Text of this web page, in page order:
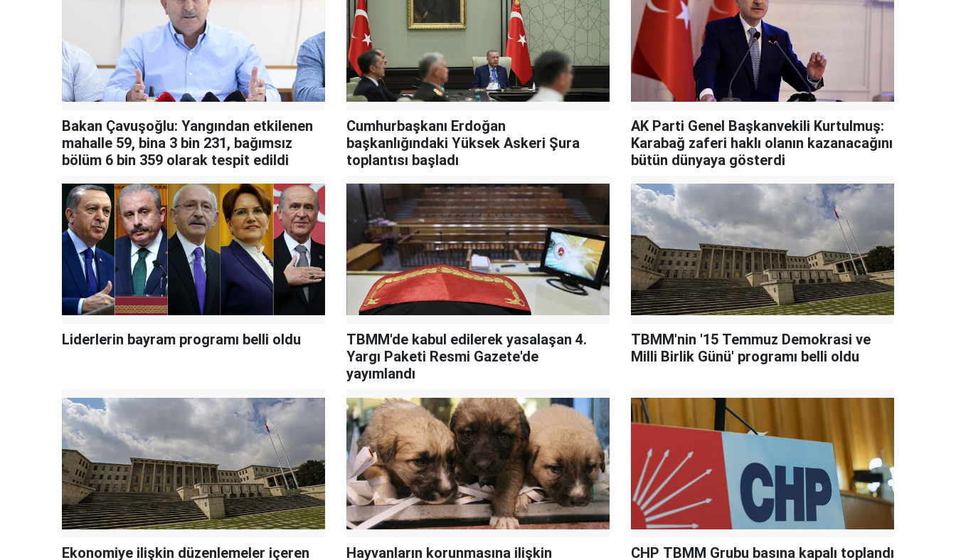
Bakan Çavuşoğlu: Yangından etkilenen
mahalle 59, bina 3 bin 231, bağımsız
bölüm 6 bin 359 olarak tespit edildi
Cumhurbaşkanı Erdoğan
başkanlığındaki Yüksek Askeri Şura
toplantısı başladı
AK Parti Genel Başkanvekili Kurtulmuş:
Karabağ zaferi haklı olanın kazanacağını
bütün dünyaya gösterdi
Liderlerin bayram programı belli oldu
TBMM'de kabul edilerek yasalaşan 4.
Yargı Paketi Resmi Gazete'de
yayımlandı
TBMM'nin '15 Temmuz Demokrasi ve
Milli Birlik Günü' programı belli oldu
Ekonomiye ilişkin düzenlemeler içeren Hayvanların korunmasına ilişkin CHP TBMM Grubu basına kapalı toplandı